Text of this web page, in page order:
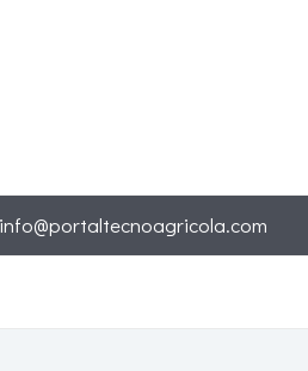
info@portaltecnoagricola.com